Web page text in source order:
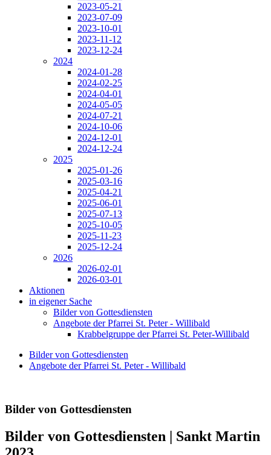
2023-05-21
2023-07-09
2023-10-01
2023-11-12
2023-12-24
2024
2024-01-28
2024-02-25
2024-04-01
2024-05-05
2024-07-21
2024-10-06
2024-12-01
2024-12-24
2025
2025-01-26
2025-03-16
2025-04-21
2025-06-01
2025-07-13
2025-10-05
2025-11-23
2025-12-24
2026
2026-02-01
2026-03-01
Aktionen
in eigener Sache
Bilder von Gottesdiensten
Angebote der Pfarrei St. Peter - Willibald
Krabbelgruppe der Pfarrei St. Peter-Willibald
Bilder von Gottesdiensten
Angebote der Pfarrei St. Peter - Willibald
Bilder von Gottesdiensten
Bilder von Gottesdiensten | Sankt Martin